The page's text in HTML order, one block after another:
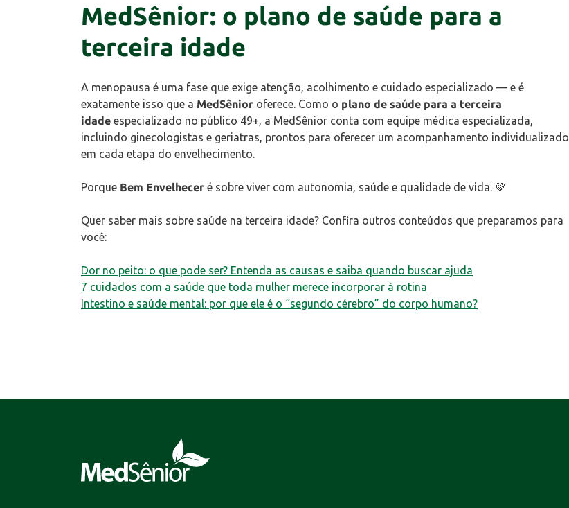
MedSênior: o plano de saúde para a
terceira idade
A menopausa é uma fase que exige atenção, acolhimento e cuidado especializado — e é
exatamente isso que a MedSênior oferece. Como o plano de saúde para a terceira
idade especializado no público 49+, a MedSênior conta com equipe médica especializada,
incluindo ginecologistas e geriatras, prontos para oferecer um acompanhamento individualizado
em cada etapa do envelhecimento.
Porque Bem Envelhecer é sobre viver com autonomia, saúde e qualidade de vida. 💚
Quer saber mais sobre saúde na terceira idade? Confira outros conteúdos que preparamos para
você:
Dor no peito: o que pode ser? Entenda as causas e saiba quando buscar ajuda
7 cuidados com a saúde que toda mulher merece incorporar à rotina
Intestino e saúde mental: por que ele é o “segundo cérebro” do corpo humano?